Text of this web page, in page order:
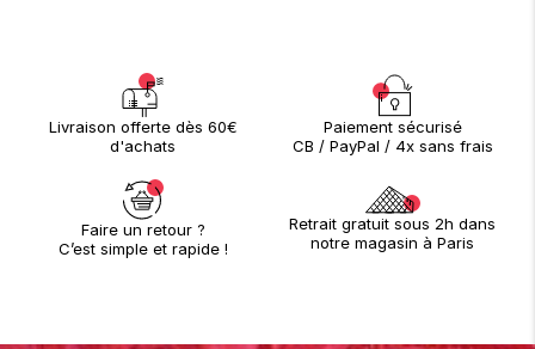
Livraison offerte dès 60€
d'achats
Paiement sécurisé
CB / PayPal / 4x sans frais
Faire un retour ?
C’est simple et rapide !
Retrait gratuit sous 2h dans
notre magasin à Paris